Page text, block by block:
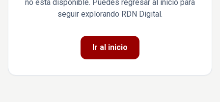
no está disponible. Puedes regresar al inicio para
seguir explorando RDN Digital.
Ir al inicio